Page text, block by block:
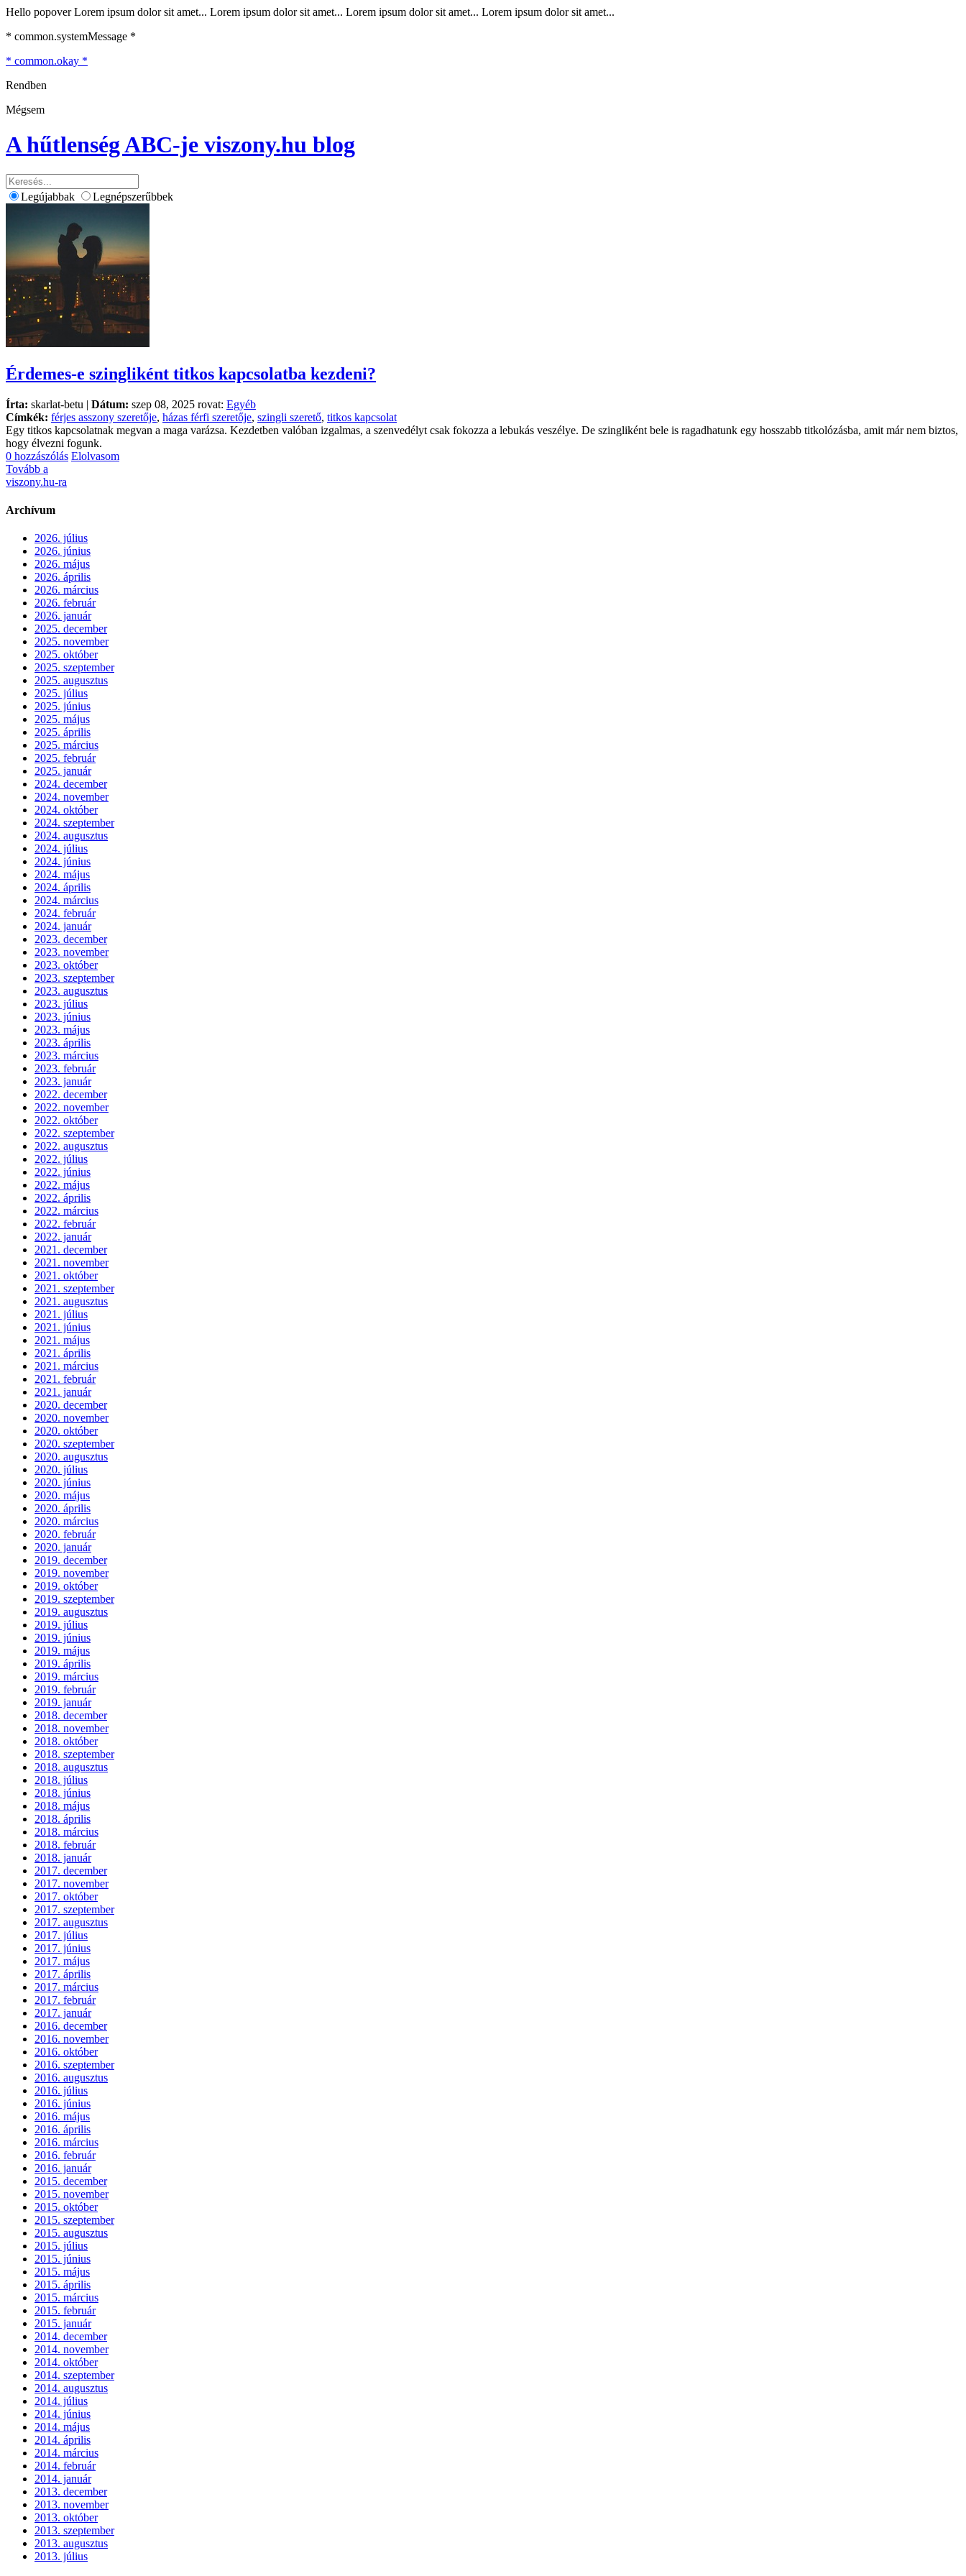
Hello popover Lorem ipsum dolor sit amet... Lorem ipsum dolor sit amet... Lorem ipsum dolor sit amet... Lorem ipsum dolor sit amet...
* common.systemMessage *
* common.okay *
Rendben
Mégsem
A hűtlenség ABC-je viszony.hu blog
Legújabbak Legnépszerűbbek
Érdemes-e szingliként titkos kapcsolatba kezdeni?
Írta: skarlat-betu | Dátum: szep 08, 2025 rovat: Egyéb
Címkék: férjes asszony szeretője, házas férfi szeretője, szingli szerető, titkos kapcsolat
Egy titkos kapcsolatnak megvan a maga varázsa. Kezdetben valóban izgalmas, a szenvedélyt csak fokozza a lebukás veszélye. De szingliként bele is ragadhatunk egy hosszabb titkolózásba, amit már nem biztos,
hogy élvezni fogunk.
0 hozzászólás Elolvasom
Tovább a
viszony.hu-ra
Archívum
2026. július
2026. június
2026. május
2026. április
2026. március
2026. február
2026. január
2025. december
2025. november
2025. október
2025. szeptember
2025. augusztus
2025. július
2025. június
2025. május
2025. április
2025. március
2025. február
2025. január
2024. december
2024. november
2024. október
2024. szeptember
2024. augusztus
2024. július
2024. június
2024. május
2024. április
2024. március
2024. február
2024. január
2023. december
2023. november
2023. október
2023. szeptember
2023. augusztus
2023. július
2023. június
2023. május
2023. április
2023. március
2023. február
2023. január
2022. december
2022. november
2022. október
2022. szeptember
2022. augusztus
2022. július
2022. június
2022. május
2022. április
2022. március
2022. február
2022. január
2021. december
2021. november
2021. október
2021. szeptember
2021. augusztus
2021. július
2021. június
2021. május
2021. április
2021. március
2021. február
2021. január
2020. december
2020. november
2020. október
2020. szeptember
2020. augusztus
2020. július
2020. június
2020. május
2020. április
2020. március
2020. február
2020. január
2019. december
2019. november
2019. október
2019. szeptember
2019. augusztus
2019. július
2019. június
2019. május
2019. április
2019. március
2019. február
2019. január
2018. december
2018. november
2018. október
2018. szeptember
2018. augusztus
2018. július
2018. június
2018. május
2018. április
2018. március
2018. február
2018. január
2017. december
2017. november
2017. október
2017. szeptember
2017. augusztus
2017. július
2017. június
2017. május
2017. április
2017. március
2017. február
2017. január
2016. december
2016. november
2016. október
2016. szeptember
2016. augusztus
2016. július
2016. június
2016. május
2016. április
2016. március
2016. február
2016. január
2015. december
2015. november
2015. október
2015. szeptember
2015. augusztus
2015. július
2015. június
2015. május
2015. április
2015. március
2015. február
2015. január
2014. december
2014. november
2014. október
2014. szeptember
2014. augusztus
2014. július
2014. június
2014. május
2014. április
2014. március
2014. február
2014. január
2013. december
2013. november
2013. október
2013. szeptember
2013. augusztus
2013. július